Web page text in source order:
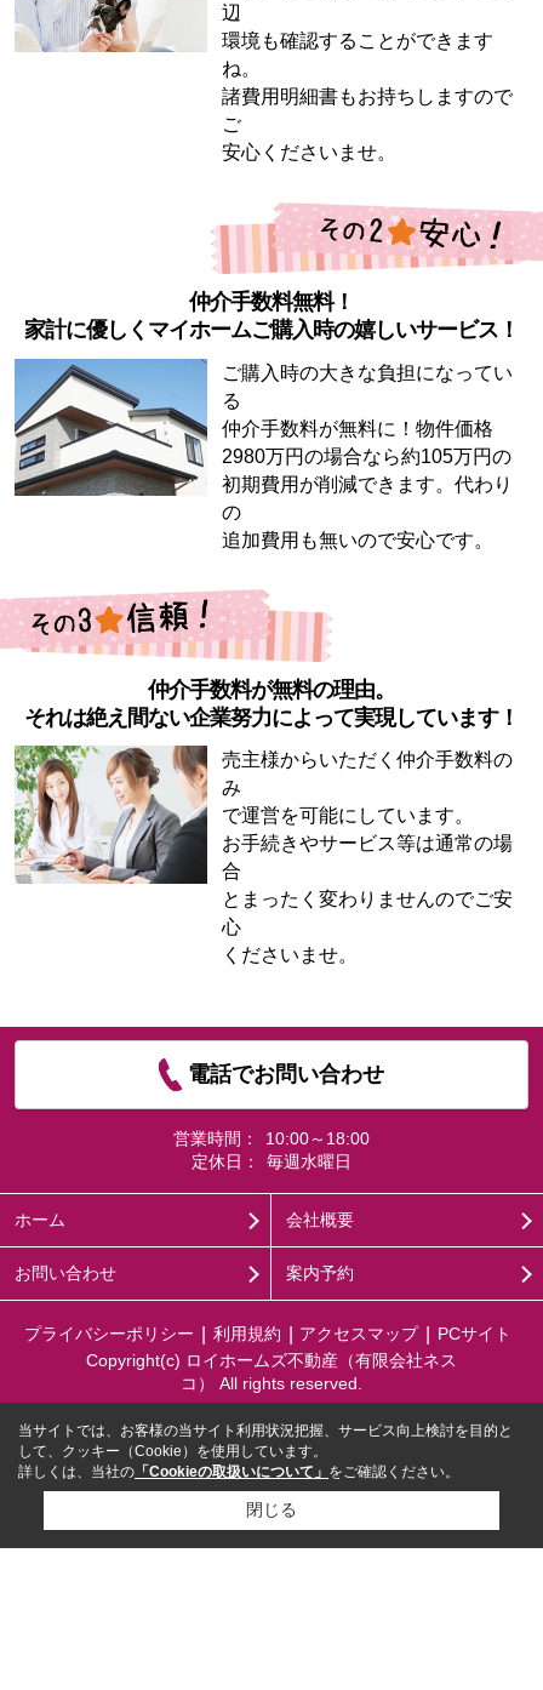
辺
環境も確認することができます
ね。
諸費用明細書もお持ちしますので
ご
安心くださいませ。
仲介手数料無料！
家計に優しくマイホームご購入時の嬉しいサービス！
ご購入時の大きな負担になってい
る
仲介手数料が無料に！物件価格
2980万円の場合なら約105万円の
初期費用が削減できます。代わり
の
追加費用も無いので安心です。
仲介手数料が無料の理由。
それは絶え間ない企業努力によって実現しています！
売主様からいただく仲介手数料の
み
で運営を可能にしています。
お手続きやサービス等は通常の場
合
とまったく変わりませんのでご安
心
くださいませ。
電話でお問い合わせ
営業時間：
10:00～18:00
定休日：
毎週水曜日
ホーム 会社概要
お問い合わせ 案内予約
プライバシーポリシー 利用規約 アクセスマップ
PCサイト
Copyright(c) ロイホームズ不動産（有限会社ネス
コ） All rights reserved.
当サイトでは、お客様の当サイト利用状況把握、サービス向上検討を目的と
して、クッキー（Cookie）を使用しています。
詳しくは、当社の 「Cookieの取扱いについて」 をご確認ください。
閉じる